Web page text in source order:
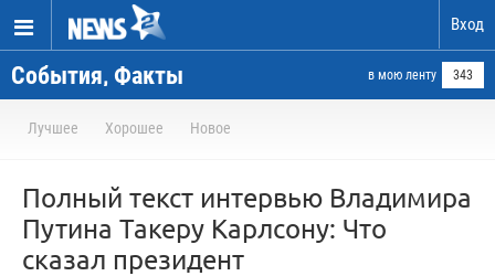
Вход
События, Факты в мою ленту 343
Лучшее Хорошее Новое
Полный текст интервью Владимира
Путина Такеру Карлсону: Что
сказал президент